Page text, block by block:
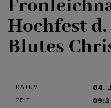
PFARREN
Hochfest d.
Blutes
DATUM 04.
ZEIT